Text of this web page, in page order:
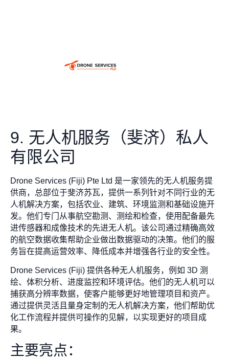
9. 无人机服务（斐济）私人
有限公司
Drone Services (Fiji) Pte Ltd 是一家领先的无人机服务提
供商，总部位于斐济苏瓦，提供一系列针对不同行业的无
人机解决方案，包括农业、建筑、环境监测和基础设施开
发。他们专门从事航空勘测、测绘和检查，使用配备最先
进传感器和成像技术的先进无人机。该公司通过精确高效
的航空数据收集帮助企业做出数据驱动的决策。他们的服
务旨在提高运营效率、降低成本并增强各行业的安全性。
Drone Services (Fiji) 提供各种无人机服务，例如 3D 测
绘、体积分析、进度监控和环境评估。他们的无人机可以
捕获高分辨率数据，使客户能够更好地管理项目和资产。
通过提供灵活且量身定制的无人机解决方案，他们帮助优
化工作流程并提供可操作的见解，以实现更好的项目成
果。
主要亮点：